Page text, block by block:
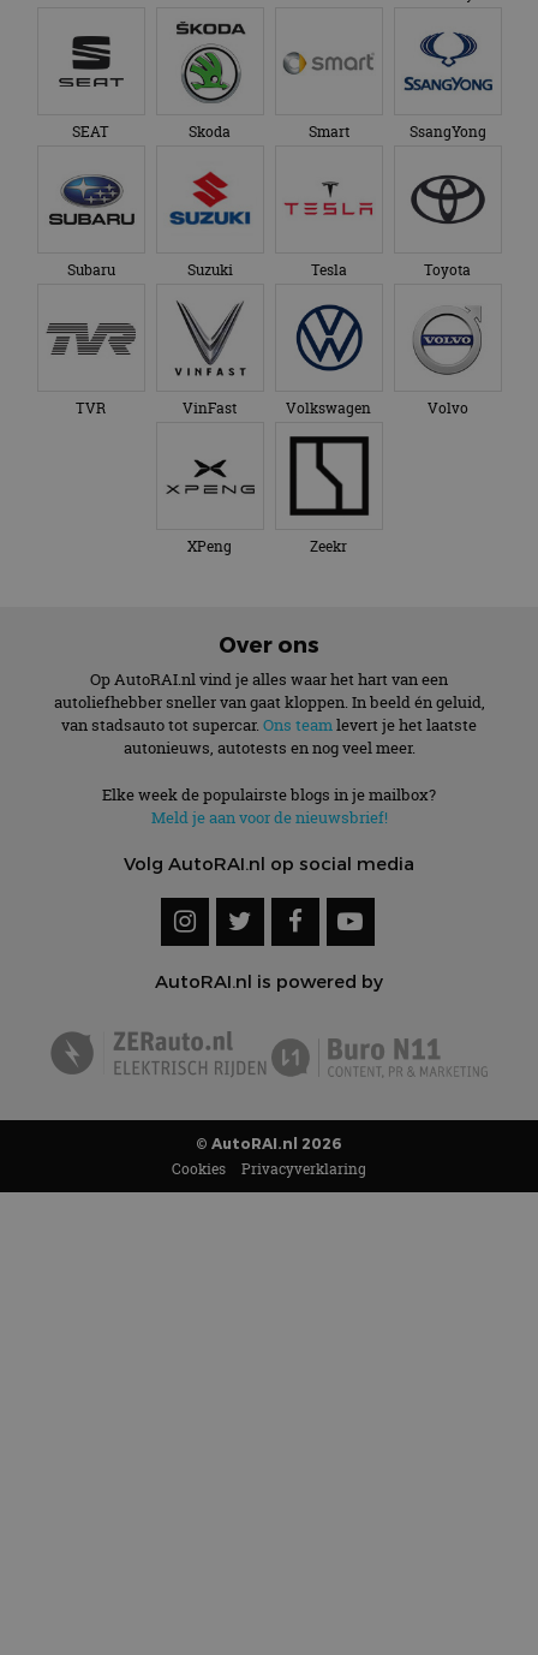
SEAT Skoda Smart SsangYong
Subaru Suzuki Tesla Toyota
TVR VinFast Volkswagen Volvo
XPeng Zeekr
Over ons
Op AutoRAI.nl vind je alles waar het hart van een
autoliefhebber sneller van gaat kloppen. In beeld én geluid,
van stadsauto tot supercar. Ons teamlevert je het laatste
autonieuws, autotests en nog veel meer.
Elke week de populairste blogs in je mailbox?
Meld je aan voor de nieuwsbrief!
Volg AutoRAI.nl op social media
AutoRAI.nl is powered by
© AutoRAI.nl 2026
Cookies Privacyverklaring